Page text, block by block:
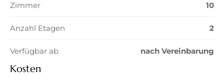
Zimmer 10
Anzahl Etagen 2
Verfügbar ab nach Vereinbarung
Kosten